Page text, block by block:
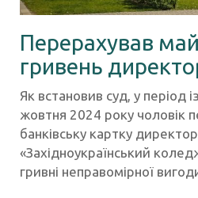
Перерахував
гривень
Як встановив суд, у період
жовтня 2024 року чоловік
банківську картку
«Західноукраїнський
гривні неправомірної